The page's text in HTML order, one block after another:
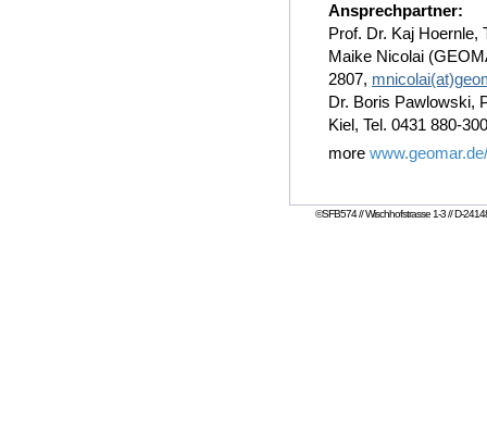
Ansprechpartner:
Prof. Dr. Kaj Hoernle,
Maike Nicolai
2807,
Dr. Boris Pawlowski,
Kiel, Tel. 0431 880-
more
©SFB574 // Wischhofstrasse 1-3 // D-